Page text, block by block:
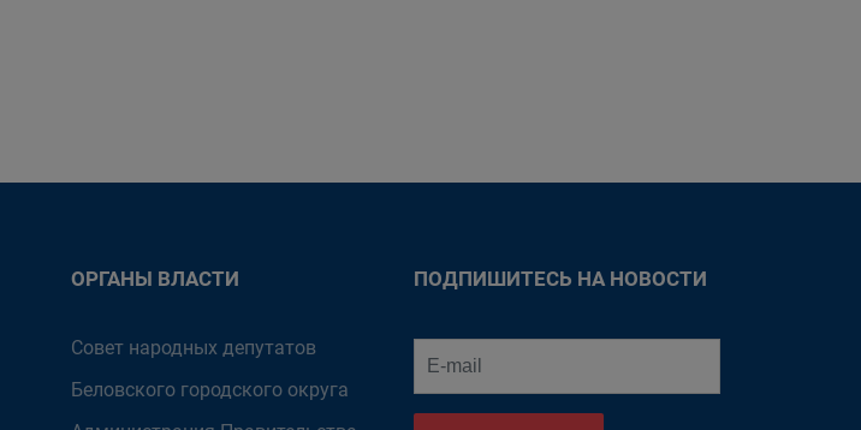
ОРГАНЫ ВЛАСТИ
Совет народных депутатов
Беловского городского округа
ПОДПИШИТЕСЬ НА НОВОСТИ